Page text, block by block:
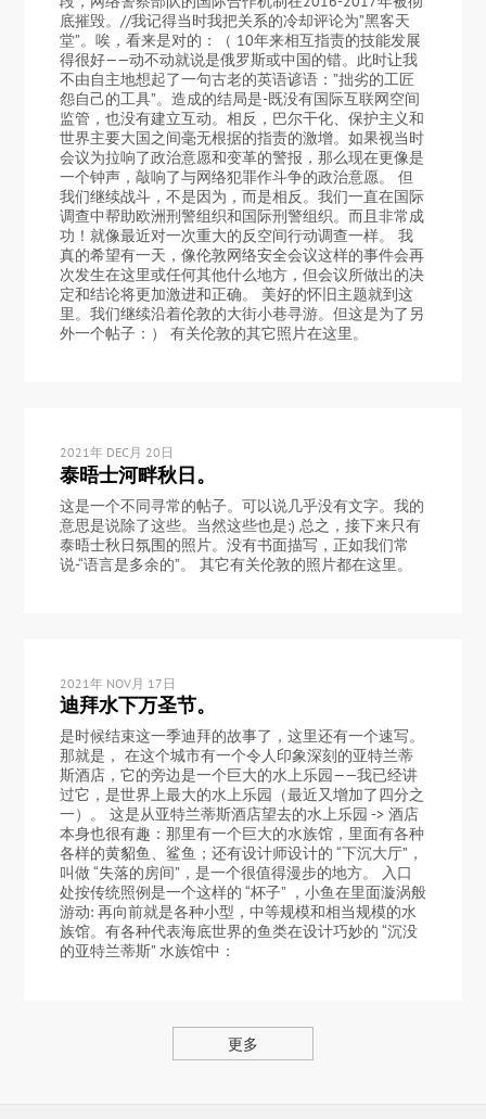
底摧毁。//我记得当时我把关系的冷却评论为”黑客天
堂”。唉，看来是对的：（ 10年来相互指责的技能发展
得很好——动不动就说是俄罗斯或中国的错。此时让我
不由自主地想起了一句古老的英语谚语：”拙劣的工匠
怨自己的工具”。造成的结局是-既没有国际互联网空间
监管，也没有建立互动。相反，巴尔干化、保护主义和
世界主要大国之间毫无根据的指责的激增。如果视当时
会议为拉响了政治意愿和变革的警报，那么现在更像是
一个钟声，敲响了与网络犯罪作斗争的政治意愿。 但
我们继续战斗，不是因为，而是相反。我们一直在国际
调查中帮助欧洲刑警组织和国际刑警组织。而且非常成
功！就像最近对一次重大的反空间行动调查一样。 我
真的希望有一天，像伦敦网络安全会议这样的事件会再
次发生在这里或任何其他什么地方，但会议所做出的决
定和结论将更加激进和正确。 美好的怀旧主题就到这
里。我们继续沿着伦敦的大街小巷寻游。但这是为了另
外一个帖子：） 有关伦敦的其它照片在这里。
2021年 DEC月 20日
泰晤士河畔秋日。
这是一个不同寻常的帖子。可以说几乎没有文字。我的
意思是说除了这些。当然这些也是:) 总之，接下来只有
泰晤士秋日氛围的照片。没有书面描写，正如我们常
说-“语言是多余的”。 其它有关伦敦的照片都在这里。
2021年 NOV月 17日
迪拜水下万圣节。
是时候结束这一季迪拜的故事了，这里还有一个速写。
那就是， 在这个城市有一个令人印象深刻的亚特兰蒂
斯酒店，它的旁边是一个巨大的水上乐园——我已经讲
过它，是世界上最大的水上乐园（最近又增加了四分之
一）。 这是从亚特兰蒂斯酒店望去的水上乐园 -> 酒店
本身也很有趣：那里有一个巨大的水族馆，里面有各种
各样的黄貂鱼、鲨鱼；还有设计师设计的 “下沉大厅”，
叫做 “失落的房间”，是一个很值得漫步的地方。 入口
处按传统照例是一个这样的 “杯子” ，小鱼在里面漩涡般
游动: 再向前就是各种小型，中等规模和相当规模的水
族馆。有各种代表海底世界的鱼类在设计巧妙的 “沉没
的亚特兰蒂斯” 水族馆中：
更多